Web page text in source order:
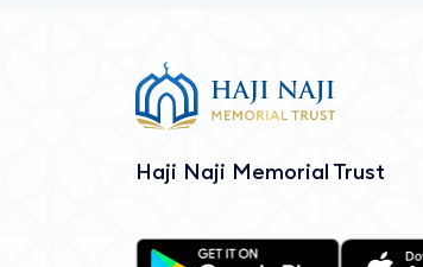
Haji Naji Memorial Trust